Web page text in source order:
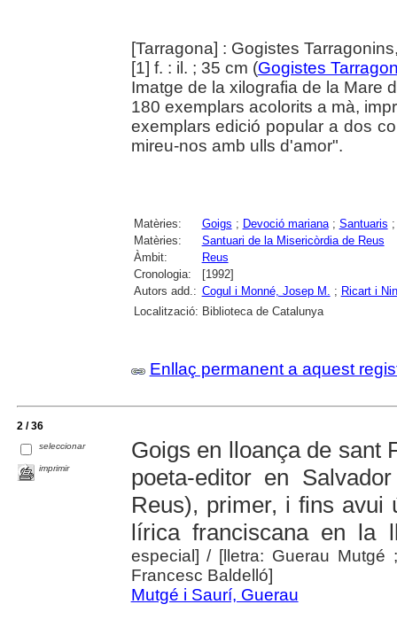
[Tarragona] : Gogistes
[1] f. : il. ; 35 cm (Gogistes
Imatge de la xilografia de la Mare
180 exemplars acolorits a mà,
exemplars edició popular a dos
mireu-nos amb ulls d'amor".
Matèries: Goigs ; Devoció mariana; Santuaris
Matèries:
Santuari de la Misericòrdia de Reus
Àmbit:
Reus
Cronologia:
[1992]
Autors add.: Cogul i Monné, Josep M. ; Ricart i
Localització: Biblioteca de Catalunya
Enllaç permanent a aquest
2 / 36
seleccionar
imprimir
Goigs en lloança de sant
poeta-editor en
Reus), primer, i fins avui
lírica franciscana en la
especial]/ [lletra: Guerau Mutgé
Francesc Baldelló]
Mutgé i Saurí, Guerau